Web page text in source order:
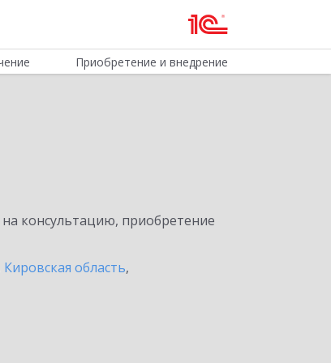
Приобретение и внедрение
консультацию, приобретение
Кировская область,